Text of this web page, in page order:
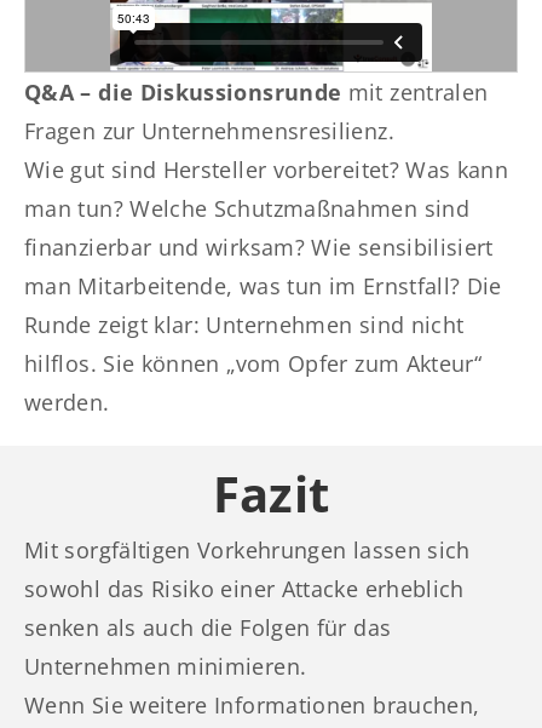
Q&A – die Diskussionsrunde mit zentralen
Fragen zur Unternehmensresilienz.
Wie gut sind Hersteller vorbereitet? Was kann
man tun? Welche Schutzmaßnahmen sind
finanzierbar und wirksam? Wie sensibilisiert
man Mitarbeitende, was tun im Ernstfall? Die
Runde zeigt klar: Unternehmen sind nicht
hilflos. Sie können „vom Opfer zum Akteur“
werden.
Fazit
Mit sorgfältigen Vorkehrungen lassen sich
sowohl das Risiko einer Attacke erheblich
senken als auch die Folgen für das
Unternehmen minimieren.
Wenn Sie weitere Informationen brauchen,